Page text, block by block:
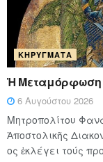
ΚΗΡΎΓΜΑΤΑ
Ἡ Μεταμόρφωση
6 Αυγούστου 2026
Μητροπολίτου
Ἀποστολικῆς
ος ἐκλέγει τούς